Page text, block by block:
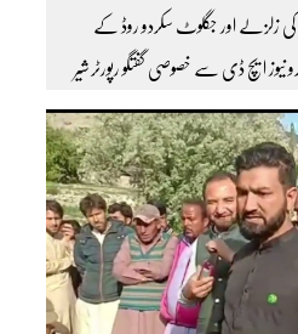
کی زلزلے اور جگلوٹ سکردو روڈ کے
ایچ ڈی سے خصوصی گفتگو رپورٹر شیر